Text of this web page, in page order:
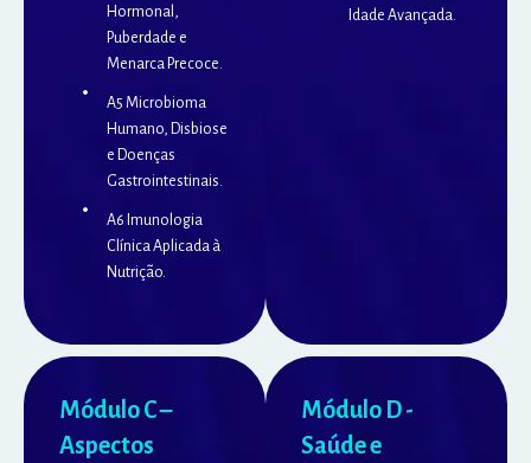
Hormonal,
Puberdade e
Menarca Precoce.
A5 Microbioma
Humano, Disbiose
e Doenças
Gastrointestinais.
A6 Imunologia
Clínica Aplicada à
Nutrição.
Idade Avançada.
Módulo C –
Aspectos
Módulo D -
Saúde e